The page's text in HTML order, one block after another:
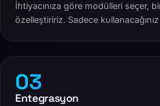
İhtiyacınıza göre modülleri seçer,
özelleştiririz. Sadece kullanacağınız
03
Entegrasyon